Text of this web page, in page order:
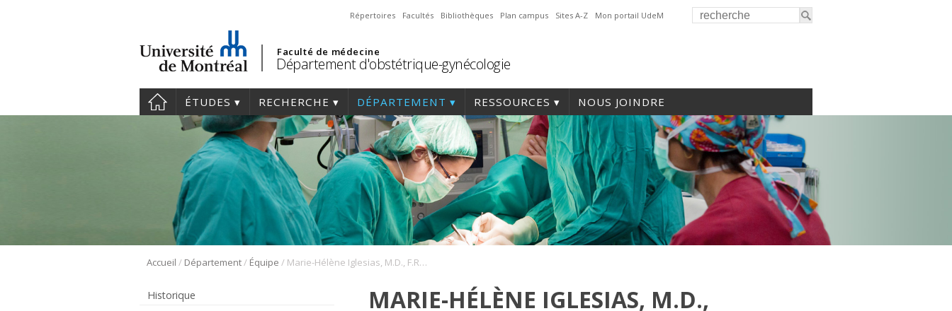
Répertoires Facultés Bibliothèques Plan campus Sites A-Z Mon portail UdeM
Faculté de médecine
Département d'obstétrique-gynécologie
ÉTUDES RECHERCHE DÉPARTEMENT RESSOURCES NOUS JOINDRE
Accueil / Département/ Équipe / Marie-Hélène Iglesias, M.D., F.R.C.S.C.
Historique
MARIE-HÉLÈNE IGLESIAS, M.D.,